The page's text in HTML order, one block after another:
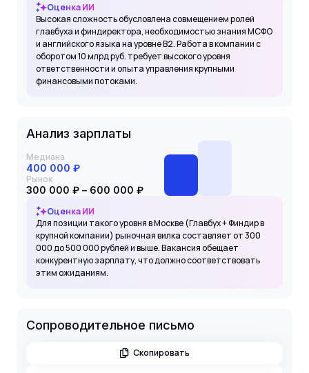
Оценка ИИ
Высокая сложность обусловлена совмещением ролей
главбуха и финдиректора, необходимостью знания МСФО
и английского языка на уровне B2. Работа в компании с
оборотом 10 млрд руб. требует высокого уровня
ответственности и опыта управления крупными
финансовыми потоками.
Анализ зарплаты
Медиана
400 000 ₽
Рынок
300 000 ₽ – 600 000 ₽
Оценка ИИ
Для позиции такого уровня в Москве (Главбух + Финдир в
крупной компании) рыночная вилка составляет от 300
000 до 500 000 рублей и выше. Вакансия обещает
конкурентную зарплату, что должно соответствовать
этим ожиданиям.
Сопроводительное письмо
Скопировать